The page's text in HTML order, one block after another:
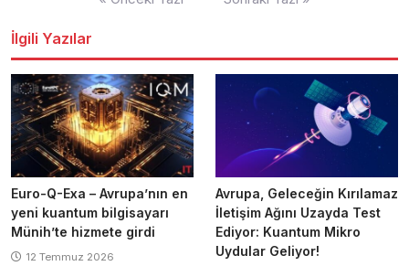
İlgili Yazılar
Euro-Q-Exa – Avrupa’nın en
yeni kuantum bilgisayarı
Münih’te hizmete girdi
12 Temmuz 2026
Avrupa, Geleceğin Kırılamaz
İletişim Ağını Uzayda Test
Ediyor: Kuantum Mikro
Uydular Geliyor!